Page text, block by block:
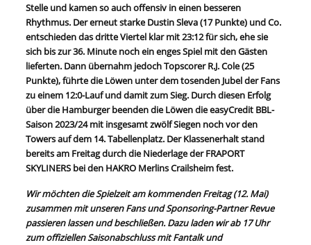
Stelle und kamen so auch offensiv in einen besseren
Rhythmus. Der erneut starke Dustin Sleva (17 Punkte) und Co.
entschieden das dritte Viertel klar mit 23:12 für sich, ehe sie
sich bis zur 36. Minute noch ein enges Spiel mit den Gästen
lieferten. Dann übernahm jedoch Topscorer R.J. Cole (25
Punkte), führte die Löwen unter dem tosenden Jubel der Fans
zu einem 12:0-Lauf und damit zum Sieg. Durch diesen Erfolg
über die Hamburger beenden die Löwen die easyCredit BBL-
Saison 2023/24 mit insgesamt zwölf Siegen noch vor den
Towers auf dem 14. Tabellenplatz. Der Klassenerhalt stand
bereits am Freitag durch die Niederlage der FRAPORT
SKYLINERS bei den HAKRO Merlins Crailsheim fest.
Wir möchten die Spielzeitam kommenden Freitag (12. Mai)
zusammen mit unseren Fans und Sponsoring-Partner Revue
passieren lassen und beschließen. Dazu laden wir ab 17 Uhr
zum offiziellen Saisonabschluss mitFantalk und